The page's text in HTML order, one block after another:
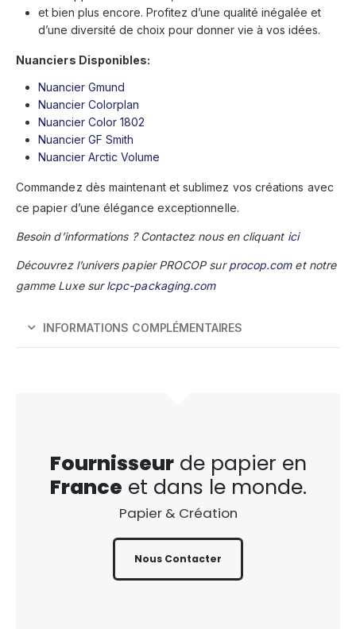
et bien plus encore. Profitez d’une qualité inégalée et
d’une diversité de choix pour donner vie à vos idées.
Nuanciers Disponibles:
Nuancier Gmund
Nuancier Colorplan
Nuancier Color 1802
Nuancier GF Smith
Nuancier Arctic Volume
Commandez dès maintenant et sublimez vos créations avec
ce papier d’une élégance exceptionnelle.
Besoin d’informations ? Contactez nous en cliquant ici
Découvrez l’univers papier PROCOP surprocop.comet notre
gamme Luxe surlcpc-packaging.com
INFORMATIONS COMPLÉMENTAIRES
Fournisseurde papier en
France et dans le monde.
Papier & Création
Nous Contacter